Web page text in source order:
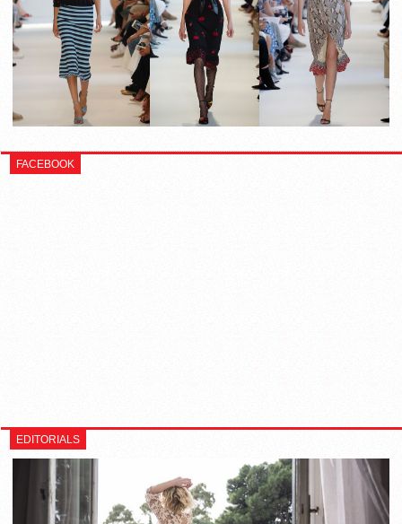
FACEBOOK
EDITORIALS